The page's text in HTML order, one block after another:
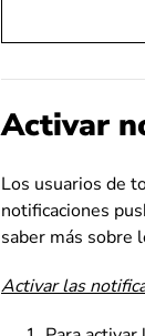
Activar
Los usuarios de
notificaciones
saber más sobre
Activar las